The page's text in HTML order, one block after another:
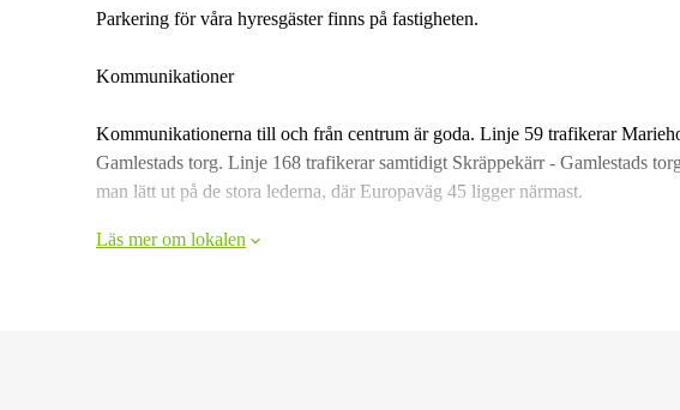
Parkering för våra hyresgäster finns på fastigheten.
Kommunikationer
Kommunikationerna till och från centrum är goda. Linje 59 trafikerar
Gamlestads torg. Linje 168 trafikerar samtidigt Skräppekärr - Gamlestads
man lätt ut på de stora lederna, där Europaväg 45 ligger närmast.
Läs mer om lokalen